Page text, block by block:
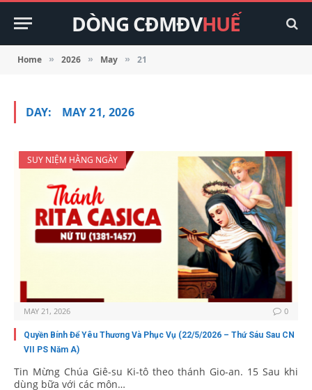
DÒNG CĐMĐVHUẾ
Home » 2026 » May » 21
DAY: MAY 21, 2026
SUY NIỆM HẰNG NGÀY
MAY 21, 2026 0
Quyền Bính Để Yêu Thương Và Phục Vụ (22/5/2026 – Thứ Sáu Sau CN
VII PS Năm A)
Tin Mừng Chúa Giê-su Ki-tô theo thánh Gio-an. 15 Sau khi
dùng bữa với các môn…